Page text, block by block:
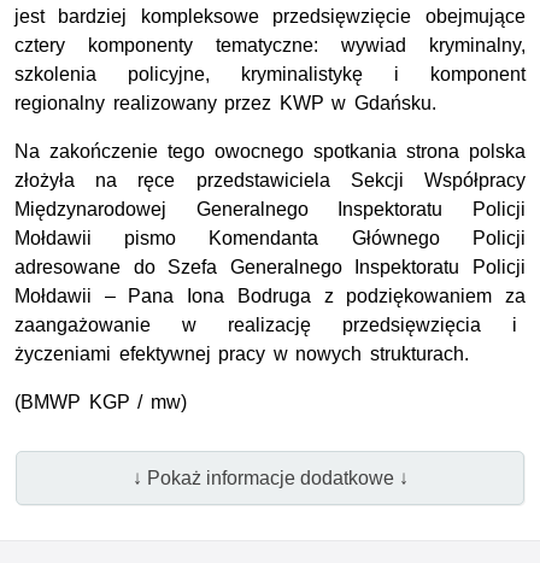
jest bardziej kompleksowe przedsięwzięcie obejmujące
cztery komponenty tematyczne: wywiad kryminalny,
szkolenia policyjne, kryminalistykę i komponent
regionalny realizowany przez KWP w Gdańsku.
Na zakończenie tego owocnego spotkania strona polska
złożyła na ręce przedstawiciela Sekcji Współpracy
Międzynarodowej Generalnego Inspektoratu Policji
Mołdawii pismo Komendanta Głównego Policji
adresowane do Szefa Generalnego Inspektoratu Policji
Mołdawii – Pana Iona Bodruga z podziękowaniem za
zaangażowanie w realizację przedsięwzięcia i
życzeniami efektywnej pracy w nowych strukturach.
(BMWP KGP / mw)
↓ Pokaż informacje dodatkowe ↓